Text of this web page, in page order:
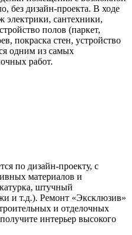
без дизайн-проекта. В ходе
электрики, сантехники,
полов (паркет,
покраска стен, устройство
одним из самых
работ.
по дизайн-проекту, с
материалов и
штучный
и т.д.). Ремонт «Эксклюзив»
и отделочных
интерьер высокого